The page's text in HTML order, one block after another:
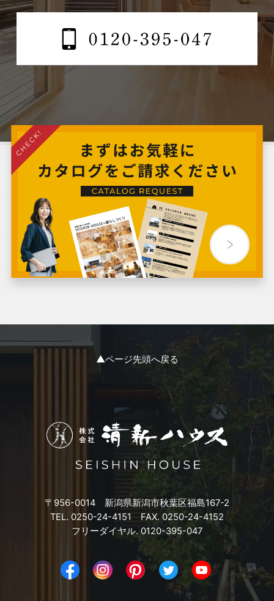
2024年9月
2024年7月
2024年6月
2024年5月
2024年3月
2024年2月
2023年11月
2023年8月
2023年6月
2023年4月
▲ページ先頭へ戻る
〒956-0014 新潟県新潟市秋葉区福島167-2
TEL. 0250-24-4151 FAX. 0250-24-4152
フリーダイヤル. 0120-395-047